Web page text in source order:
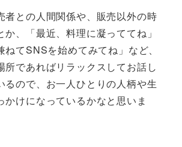
者との人間関係や、販売以外の時
か、「最近、料理に凝っててね」
ねてSNSを始めてみてね」など、
所であればリラックスしてお話し
るので、お一人ひとりの人柄や生
かけになっているかなと思いま